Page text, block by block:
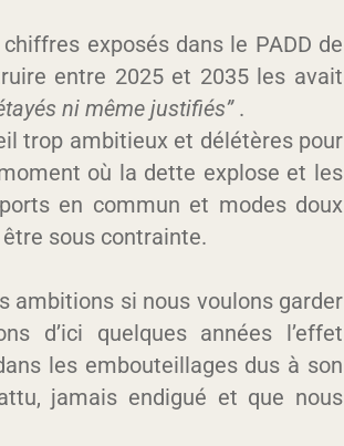
exposés dans le PADD de
entre 2025 et 2035 les avait
ni même justifiés”.
trop ambitieux et délétères pour
où la dette explose et les
en commun et modes doux
sous contrainte.
ambitions si nous voulons garder
d’ici quelques années l’effet
les embouteillages dus à son
jamais endigué et que nous